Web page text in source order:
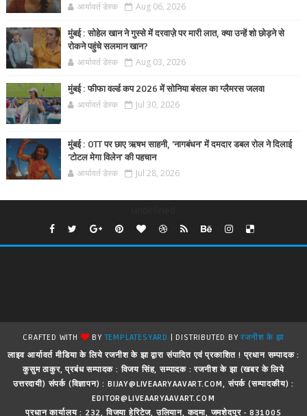
आर्यावर्त डेस्क Aug 06, 2026
मुंबई : सोहेल खान ने गुस्से में दरवाज़े पर मारी लात, क्या उन्हें शो छोड़ने से
रोकने पहुंचे सलमान खान?
आर्यावर्त डेस्क Aug 03, 2026
मुंबई : फीफा वर्ल्ड कप 2026 में सोनिया बंसल का ग्लैमरस जलवा
आर्यावर्त डेस्क Jul 30, 2026
मुंबई : OTT पर छाए ऋषभ साहनी, 'नागबंधन' में दमदार डबल रोल ने दिलाई
'टोटल मेगा विलेन' की पहचान
आर्यावर्त डेस्क Jul 28, 2026
CRAFTED WITH BYTEMPLATESYARD | DISTRIBUTED BYरजनीश के झा
लाइव आर्यावर्त मीडिया के लिये रजनीश के झा द्वारा संपादित एवं प्रकाशित ! प्रधान सम्पादक :
कुसुम ठाकुर, प्रबंध सम्पादक : विजय सिंह, सम्पादक : रजनीश के झा (खबर के लिये
उत्तरदायी) संपर्क (विज्ञापन) : BIJAY@LIVEAARYAAVART.COM, संपर्क (सम्पादकीय) :
EDITOR@LIVEAARYAAVART.COM
प्रधान कार्यालय : 232, विजया हेरिटेज, उलियान, कदमा, जमशेदपुर - 831005